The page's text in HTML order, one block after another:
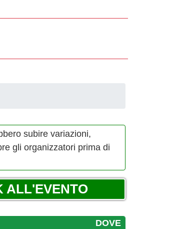
subire variazioni,
gli organizzatori prima di
ALL'EVENTO
DOVE